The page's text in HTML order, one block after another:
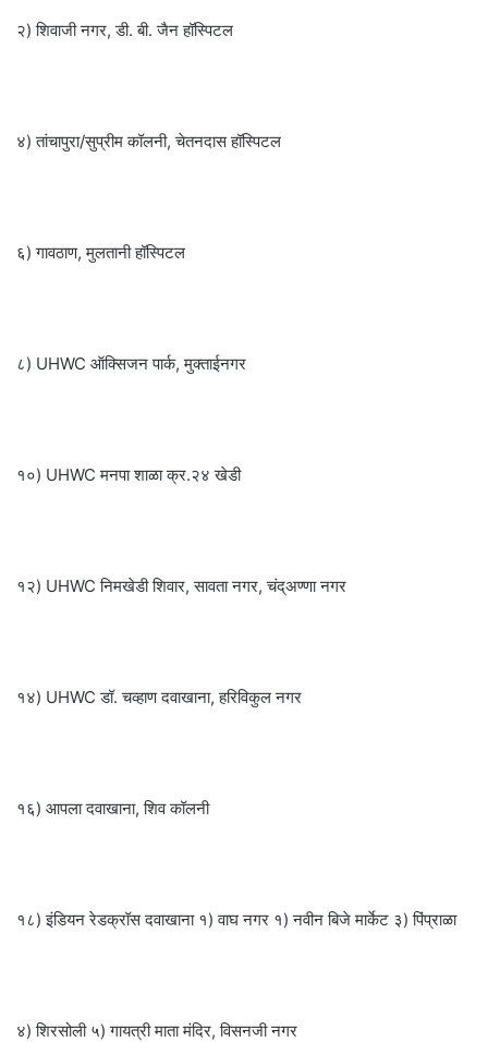
२) शिवाजी नगर, डी. बी. जैन हॉस्पिटल
४) तांचापुरा/सुप्रीम कॉलनी, चेतनदास हॉस्पिटल
६) गावठाण, मुलतानी हॉस्पिटल
८) UHWC ऑक्सिजन पार्क, मुक्ताईनगर
१०) UHWC मनपा शाळा क्र.२४ खेडी
१२) UHWC निमखेडी शिवार, सावता नगर, चंद्अण्णा नगर
१४) UHWC डॉ. चव्हाण दवाखाना, हरिविकुल नगर
१६) आपला दवाखाना, शिव कॉलनी
१८) इंडियन रेडक्रॉस दवाखाना १) वाघ नगर १) नवीन बिजे मार्केट ३) पिंप्राळा
४) शिरसोली ५) गायत्री माता मंदिर, विसनजी नगर